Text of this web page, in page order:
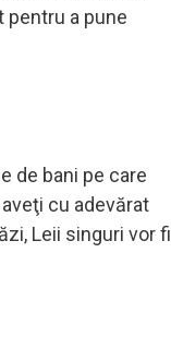
a pune
de bani pe care
cu adevărat
Leii singuri vor fi